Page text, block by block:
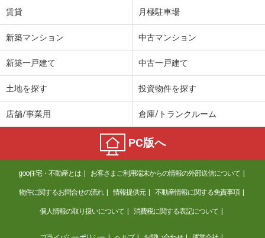
青森県八戸市沼館１
青森県八戸市根城１
4.60万円
住 所
青森県八戸市根城１
専有面積 26.08m²
間取り
1K
青森県八戸市大字湊町字下条
賃貸 月極駐車場
新築マンション 中古マンション
新築一戸建て 中古一戸建て
土地を探す 投資物件を探す
店舗/事業用 倉庫/トランクルーム
PC版へ
goo住宅・不動産とは お客さまご利用端末からの情報の外部送信について
物件に関するお問合せの流れ 情報提供元 不動産情報に関する免責事項
個人情報の取り扱いについて 消費税に関する表記について